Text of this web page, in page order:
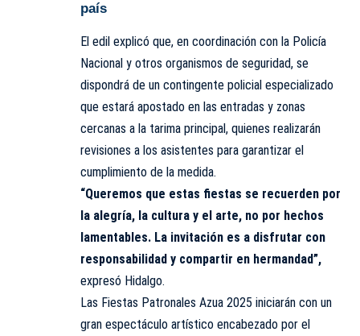
país
El edil explicó que, en coordinación con la Policía
Nacional y otros organismos de seguridad, se
dispondrá de un contingente policial especializado
que estará apostado en las entradas y zonas
cercanas a la tarima principal, quienes realizarán
revisiones a los asistentes para garantizar el
cumplimiento de la medida.
“Queremos que estas fiestas se recuerden por
la alegría, la cultura y el arte, no por hechos
lamentables. La invitación es a disfrutar con
responsabilidad y compartir en hermandad”,
expresó Hidalgo.
Las Fiestas Patronales Azua 2025 iniciarán con un
gran espectáculo artístico encabezado por el